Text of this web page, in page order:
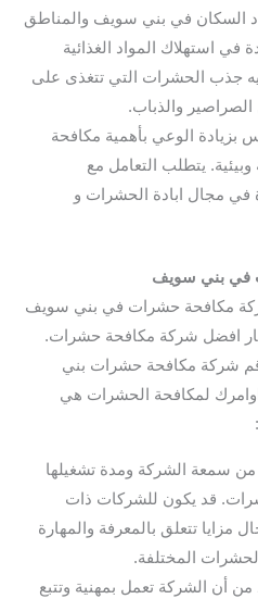
السكان في بني سويف والمناطق
في استهلاك المواد الغذائية
جذب الحشرات التي تتغذى على
الصراصير والذباب.
بزيادة الوعي بأهمية مكافحة
يتطلب التعامل مع
في مجال ابادة الحشرات و
في بني سويف
مكافحة حشرات في بني سويف
افضل شركة مكافحة حشرات.
شركة مكافحة حشرات بني
لمكافحة الحشرات هي
من سمعة الشركة ومدة تشغيلها
قد يكون للشركات ذات
مزايا تتعلق بالمعرفة والمهارة
المختلفة.
من أن الشركة تعمل بمهنية وتتبع